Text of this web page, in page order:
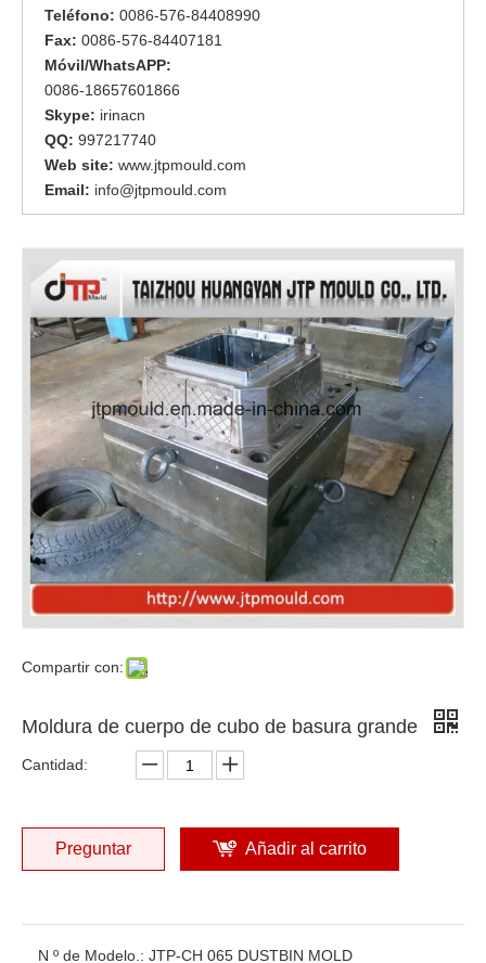
Teléfono: 0086-576-84408990
Fax: 0086-576-84407181
Móvil/WhatsAPP:
0086-18657601866
Skype: irinacn
QQ: 997217740
Web site: www.jtpmould.com
Email: info@jtpmould.com
Compartir con:
Moldura de cuerpo de cubo de basura grande
Cantidad:
Preguntar Añadir al carrito
N º de Modelo.: JTP-CH 065 DUSTBIN MOLD